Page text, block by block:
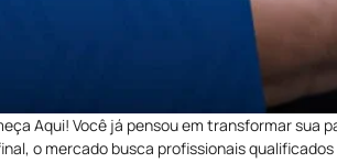
Aqui! Você já pensou em transformar sua
o mercado busca profissionais